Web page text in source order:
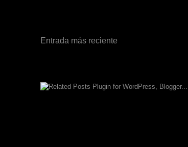
Entrada más reciente